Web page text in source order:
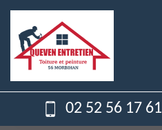
02 52 56 17 61